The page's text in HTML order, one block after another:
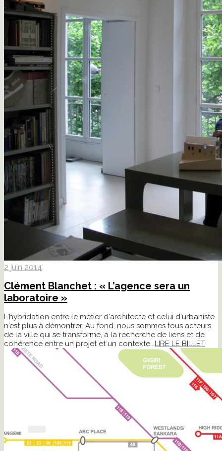
2 juin 2014
Clément Blanchet : « L’agence sera un
laboratoire »
L'hybridation entre le métier d'architecte et celui d'urbaniste
n'est plus à démontrer. Au fond, nous sommes tous acteurs
de la ville qui se transforme, à la recherche de liens et de
cohérence entre un projet et un contexte...LIRE LE BILLET